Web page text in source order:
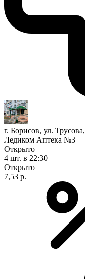
г. Борисов, ул.
Ледиком Аптека №3
Открыто
4 шт. в 22:30
Открыто
7,53 р.